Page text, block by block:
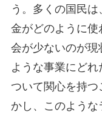
う。多くの国民
金がどのように
会が少ないのが
ような事業にど
ついて関心を持つ
かし、このよう